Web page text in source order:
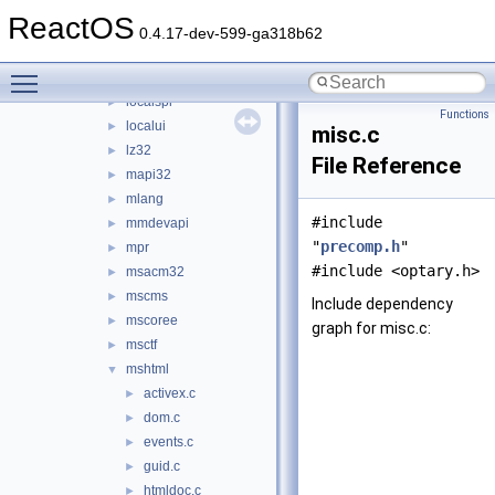
ReactOS 0.4.17-dev-599-ga318b62
► itss
► localspl
► localui
► lz32
► mapi32
► mlang
► mmdevapi
► mpr
► msacm32
► mscms
► mscoree
► msctf
▼ mshtml
► activex.c
► dom.c
► events.c
► guid.c
► htmldoc.c
Functions
misc.c
File Reference
#include
"precomp.h"
#include <optary.h>
Include dependency
graph for misc.c: